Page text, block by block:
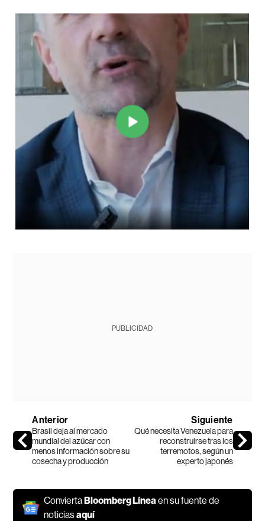
PUBLICIDAD
Anterior
Brasil deja al mercado
mundial del azúcar con
menos información sobre su
cosecha y producción
Siguiente
Qué necesita Venezuela para
reconstruirse tras los
terremotos, según un
experto japonés
ConviertaBloomberg Línea en su fuente de
noticiasaquí